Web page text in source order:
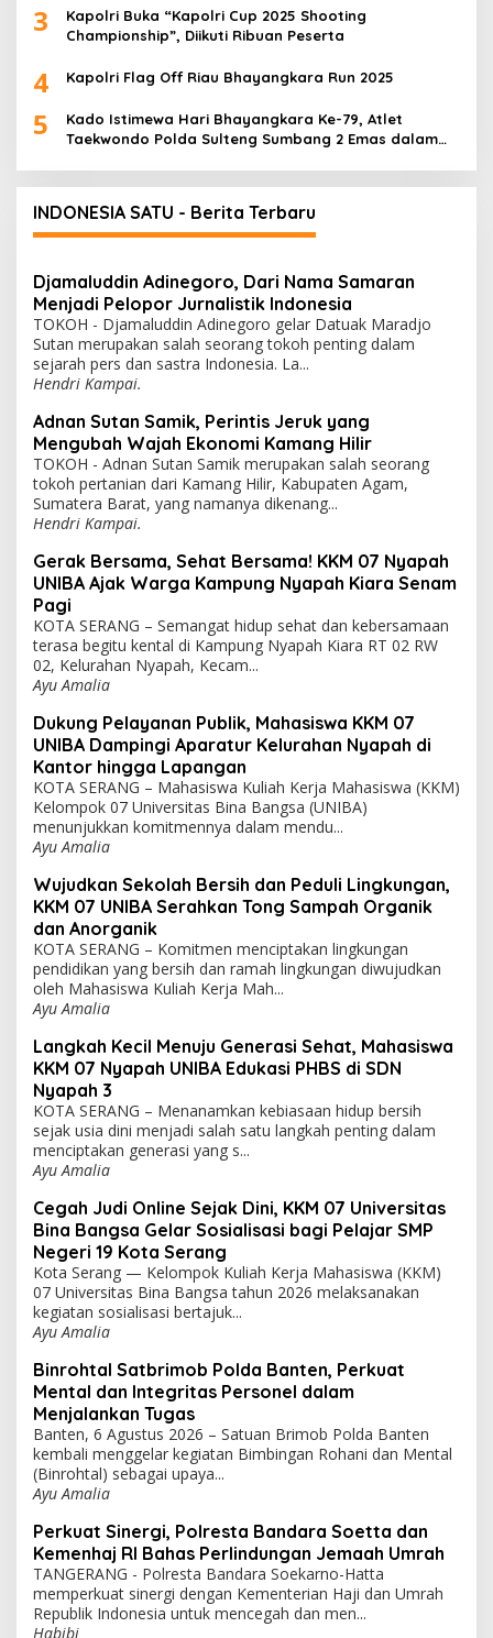
3
Kapolri Buka “Kapolri Cup 2025 Shooting
Championship”, Diikuti Ribuan Peserta
4 Kapolri Flag Off Riau Bhayangkara Run 2025
5
Kado Istimewa Hari Bhayangkara Ke-79, Atlet
Taekwondo Polda Sulteng Sumbang 2 Emas dalam
INDONESIA SATU - Berita Terbaru
Djamaluddin Adinegoro, Dari Nama Samaran
Menjadi Pelopor Jurnalistik Indonesia
TOKOH - Djamaluddin Adinegoro gelar Datuak Maradjo
Sutan merupakan salah seorang tokoh penting dalam
sejarah pers dan sastra Indonesia. La...
Hendri Kampai.
Adnan Sutan Samik, Perintis Jeruk yang
Mengubah Wajah Ekonomi Kamang Hilir
TOKOH - Adnan Sutan Samik merupakan salah seorang
tokoh pertanian dari Kamang Hilir, Kabupaten Agam,
Sumatera Barat, yang namanya dikenang...
Hendri Kampai.
Gerak Bersama, Sehat Bersama! KKM 07 Nyapah
UNIBA Ajak Warga Kampung Nyapah Kiara Senam
Pagi
KOTA SERANG – Semangat hidup sehat dan kebersamaan
terasa begitu kental di Kampung Nyapah Kiara RT 02 RW
02, Kelurahan Nyapah, Kecam...
Ayu Amalia
Dukung Pelayanan Publik, Mahasiswa KKM 07
UNIBA Dampingi Aparatur Kelurahan Nyapah di
Kantor hingga Lapangan
KOTA SERANG – Mahasiswa Kuliah Kerja Mahasiswa (KKM)
Kelompok 07 Universitas Bina Bangsa (UNIBA)
menunjukkan komitmennya dalam mendu...
Ayu Amalia
Wujudkan Sekolah Bersih dan Peduli Lingkungan,
KKM 07 UNIBA Serahkan Tong Sampah Organik
dan Anorganik
KOTA SERANG – Komitmen menciptakan lingkungan
pendidikan yang bersih dan ramah lingkungan diwujudkan
oleh Mahasiswa Kuliah Kerja Mah...
Ayu Amalia
Langkah Kecil Menuju Generasi Sehat, Mahasiswa
KKM 07 Nyapah UNIBA Edukasi PHBS di SDN
Nyapah 3
KOTA SERANG – Menanamkan kebiasaan hidup bersih
sejak usia dini menjadi salah satu langkah penting dalam
menciptakan generasi yang s...
Ayu Amalia
Cegah Judi Online Sejak Dini, KKM 07 Universitas
Bina Bangsa Gelar Sosialisasi bagi Pelajar SMP
Negeri 19 Kota Serang
Kota Serang — Kelompok Kuliah Kerja Mahasiswa (KKM)
07 Universitas Bina Bangsa tahun 2026 melaksanakan
kegiatan sosialisasi bertajuk...
Ayu Amalia
Binrohtal Satbrimob Polda Banten, Perkuat
Mental dan Integritas Personel dalam
Menjalankan Tugas
Banten, 6 Agustus 2026 – Satuan Brimob Polda Banten
kembali menggelar kegiatan Bimbingan Rohani dan Mental
(Binrohtal) sebagai upaya...
Ayu Amalia
Perkuat Sinergi, Polresta Bandara Soetta dan
Kemenhaj RI Bahas Perlindungan Jemaah Umrah
TANGERANG - Polresta Bandara Soekarno-Hatta
memperkuat sinergi dengan Kementerian Haji dan Umrah
Republik Indonesia untuk mencegah dan men...
Habibi